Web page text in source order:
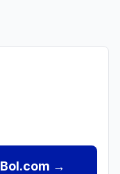
Bol.com →